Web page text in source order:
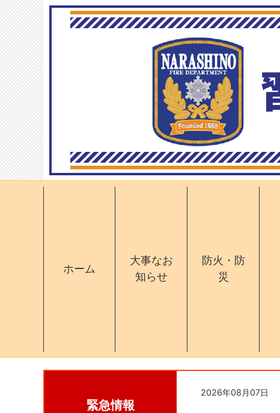
ホーム
大事なお
知らせ
防火・防
災
緊急情報
2026年08月07日